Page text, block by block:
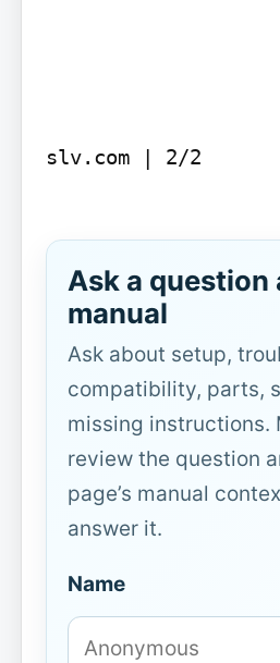
slv.com | 2/2
Ask a question
manual
Ask about setup,
compatibility, parts,
missing instructions.
review the question
page’s manual
answer it.
Name